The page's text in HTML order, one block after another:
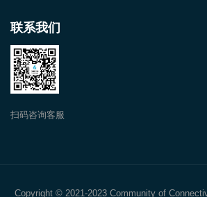
联系我们
扫码咨询客服
Copyright © 2021-2023 Community of